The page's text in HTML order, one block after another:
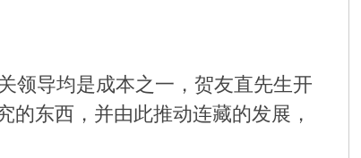
导均是成本之一，贺友直先生开
东西，并由此推动连藏的发展，